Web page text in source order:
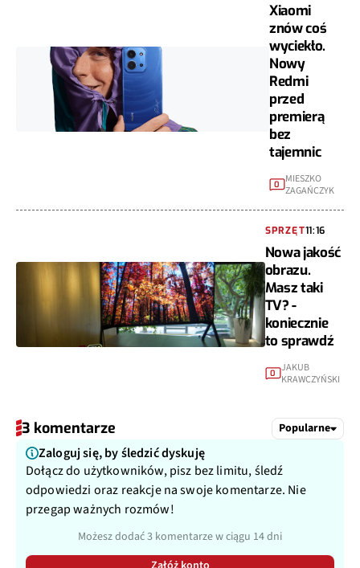
Xiaomi
znów coś
wyciekło.
Nowy
Redmi
przed
premierą
bez
tajemnic
0
MIESZKO
ZAGAŃCZYK
SPRZĘT11:16
Nowa jakość
obrazu.
Masz taki
TV? -
koniecznie
to sprawdź
0 JAKUB
KRAWCZYŃSKI
3 komentarze Popularne
Zaloguj się, by śledzić dyskuję
Dołącz do użytkowników, pisz bez limitu, śledź
odpowiedzi oraz reakcje na swoje komentarze. Nie
przegap ważnych rozmów!
Możesz dodać 3 komentarze w ciągu 14 dni